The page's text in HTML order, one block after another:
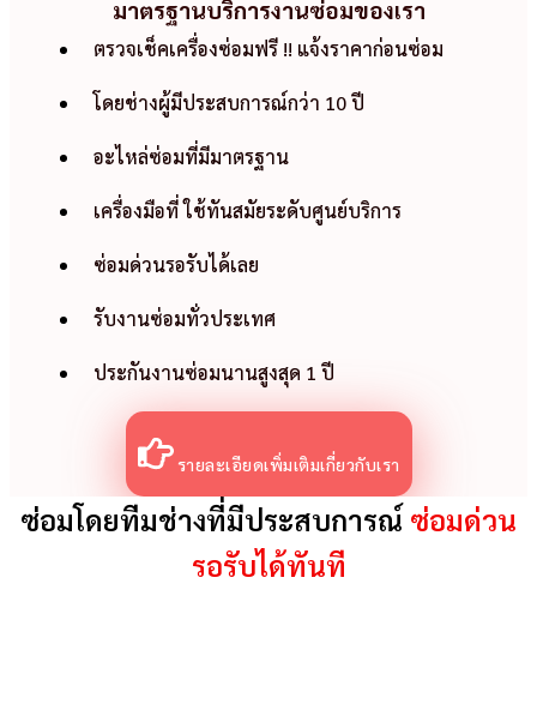
มาตรฐานบริการงานซ่อมของเรา
ตรวจเช็คเครื่องซ่อมฟรี !! แจ้งราคาก่อนซ่อม
โดยช่างผู้มีประสบการณ์กว่า 10 ปี
อะไหล่ซ่อมที่มีมาตรฐาน
เครื่องมือที่ ใช้ทันสมัยระดับศูนย์บริการ
ซ่อมด่วนรอรับได้เลย
รับงานซ่อมทั่วประเทศ
ประกันงานซ่อมนานสูงสุด 1 ปี
รายละเอียดเพิ่มเติมเกี่ยวกับเรา
ซ่อมโดยทีมช่างที่มีประสบการณ์ ซ่อมด่วน
รอรับได้ทันที